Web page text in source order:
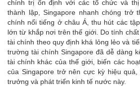
chính trị ổn định với các tổ chức và
thành lập, Singapore nhanh chóng trở
chính nổi tiếng ở châu Á, thu hút các
lớn từ khắp nơi trên thế giới. Do tính
tài chính theo quy định khá lỏng lẻo và
trường tài chính Singapore đã dễ dàng
tài chính khác của thế giới, biến các
của Singapore trở nên cực kỳ hiệu
trưởng và phát triển kinh tế nước này.